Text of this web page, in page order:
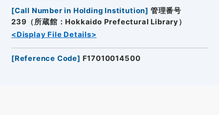
[Call Number in Holding Institution] 管理番号
239（所蔵館：Hokkaido Prefectural Library）
<Display File Details>
[Reference Code] F17010014500